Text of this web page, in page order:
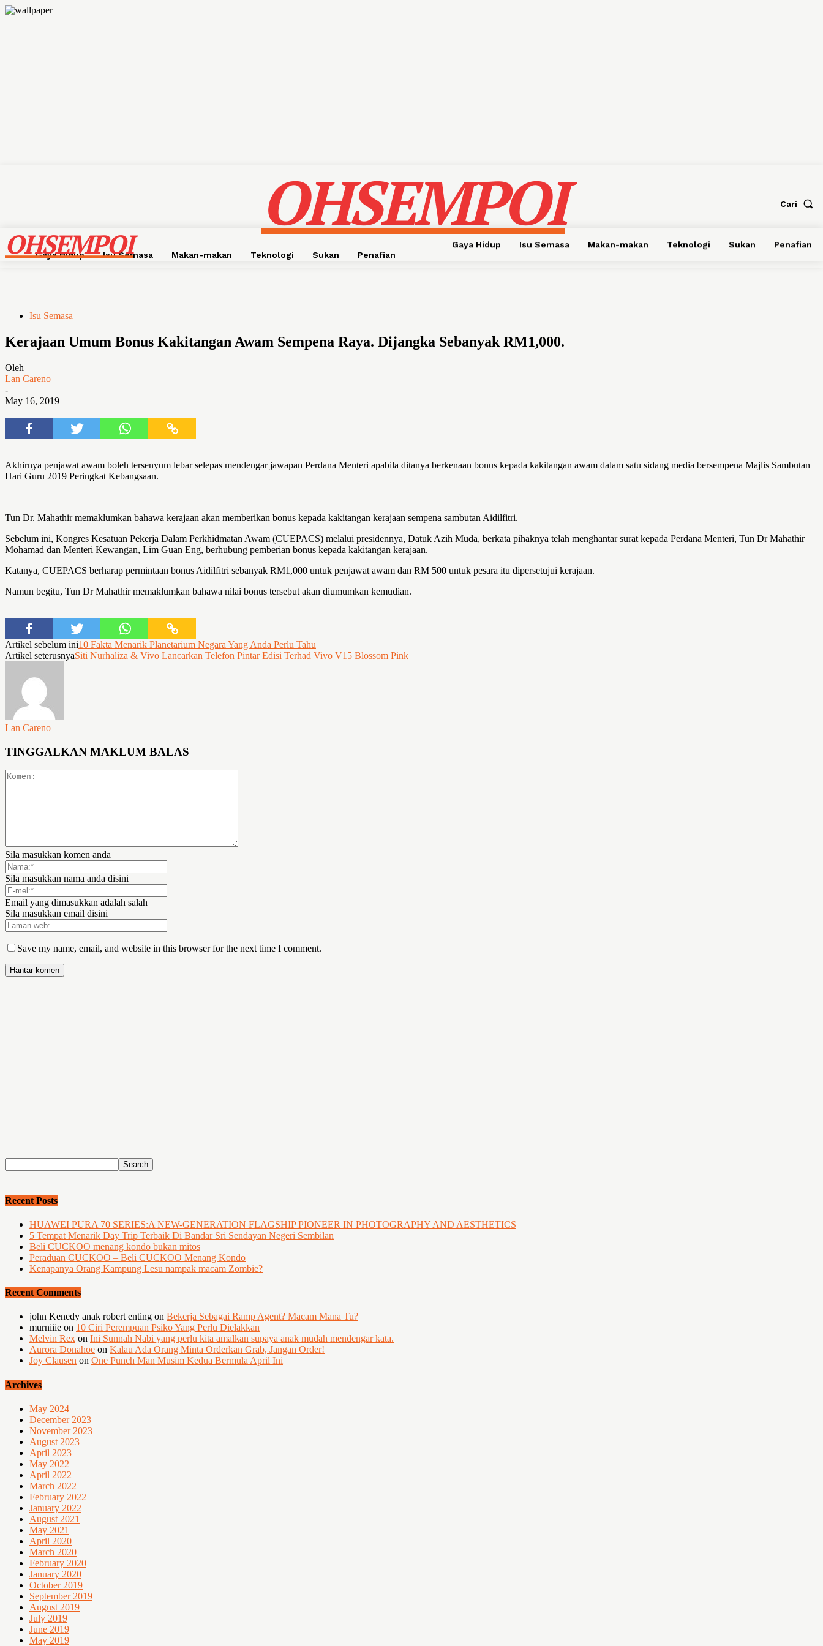
OHSEMPOI Cari
Gaya Hidup Isu Semasa Makan-makan Teknologi Sukan Penafian
OHSEMPOI Gaya Hidup Isu Semasa Makan-makan Teknologi Sukan Penafian
Isu Semasa
Kerajaan Umum Bonus Kakitangan Awam Sempena Raya. Dijangka Sebanyak RM1,000.
Oleh
Lan Careno
-
May 16, 2019
Akhirnya penjawat awam boleh tersenyum lebar selepas mendengar jawapan Perdana Menteri apabila ditanya berkenaan bonus kepada kakitangan awam dalam satu sidang media bersempena Majlis Sambutan
Hari Guru 2019 Peringkat Kebangsaan.
Tun Dr. Mahathir memaklumkan bahawa kerajaan akan memberikan bonus kepada kakitangan kerajaan sempena sambutan Aidilfitri.
Sebelum ini, Kongres Kesatuan Pekerja Dalam Perkhidmatan Awam (CUEPACS) melalui presidennya, Datuk Azih Muda, berkata pihaknya telah menghantar surat kepada Perdana Menteri, Tun Dr Mahathir
Mohamad dan Menteri Kewangan, Lim Guan Eng, berhubung pemberian bonus kepada kakitangan kerajaan.
Katanya, CUEPACS berharap permintaan bonus Aidilfitri sebanyak RM1,000 untuk penjawat awam dan RM 500 untuk pesara itu dipersetujui kerajaan.
Namun begitu, Tun Dr Mahathir memaklumkan bahawa nilai bonus tersebut akan diumumkan kemudian.
Artikel sebelum ini10 Fakta Menarik Planetarium Negara Yang Anda Perlu Tahu
Artikel seterusnyaSiti Nurhaliza & Vivo Lancarkan Telefon Pintar Edisi Terhad Vivo V15 Blossom Pink
Lan Careno
TINGGALKAN MAKLUM BALAS
Sila masukkan komen anda
Sila masukkan nama anda disini
Email yang dimasukkan adalah salah
Sila masukkan email disini
Save my name, email, and website in this browser for the next time I comment.
Recent Posts
HUAWEI PURA 70 SERIES:A NEW-GENERATION FLAGSHIP PIONEER IN PHOTOGRAPHY AND AESTHETICS
5 Tempat Menarik Day Trip Terbaik Di Bandar Sri Sendayan Negeri Sembilan
Beli CUCKOO menang kondo bukan mitos
Peraduan CUCKOO – Beli CUCKOO Menang Kondo
Kenapanya Orang Kampung Lesu nampak macam Zombie?
Recent Comments
john Kenedy anak robert enting on Bekerja Sebagai Ramp Agent? Macam Mana Tu?
murniiie on 10 Ciri Perempuan Psiko Yang Perlu Dielakkan
Melvin Rex on Ini Sunnah Nabi yang perlu kita amalkan supaya anak mudah mendengar kata.
Aurora Donahoe on Kalau Ada Orang Minta Orderkan Grab, Jangan Order!
Joy Clausen on One Punch Man Musim Kedua Bermula April Ini
Archives
May 2024
December 2023
November 2023
August 2023
April 2023
May 2022
April 2022
March 2022
February 2022
January 2022
August 2021
May 2021
April 2020
March 2020
February 2020
January 2020
October 2019
September 2019
August 2019
July 2019
June 2019
May 2019